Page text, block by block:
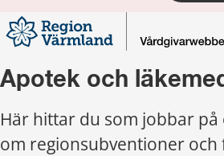
Apotek och
Här hittar du som jobbar
om regionsubventioner